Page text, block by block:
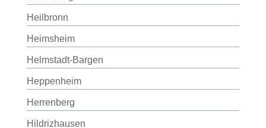
Heilbronn
Heimsheim
Helmstadt-Bargen
Heppenheim
Herrenberg
Hildrizhausen